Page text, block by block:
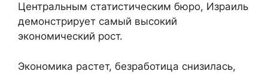
Центральным статистическим бюро, Израиль
демонстрирует самый высокий
экономический рост.
Экономика растет, безработица снизилась,